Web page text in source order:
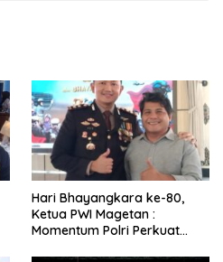
Hari Bhayangkara ke-80,
Ketua PWI Magetan :
Momentum Polri Perkuat